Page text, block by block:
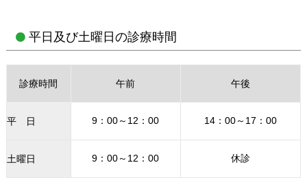
平日及び土曜日の診療時間
診療時間 午前 午後
平 日 9：00～12：00 14：00～17：00
土曜日 9：00～12：00 休診